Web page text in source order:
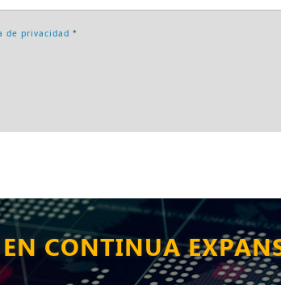
de privacidad *
EN CONTINUA